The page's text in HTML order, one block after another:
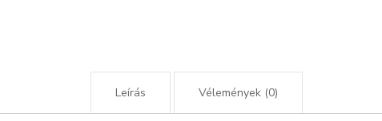
Leírás Vélemények (0)